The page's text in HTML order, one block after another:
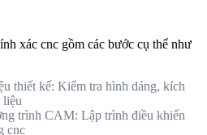
xác cnc gồm các bước cụ thể như
thiết kế: Kiểm tra hình dáng, kích
liệu
trình CAM: Lập trình điều khiển
cnc